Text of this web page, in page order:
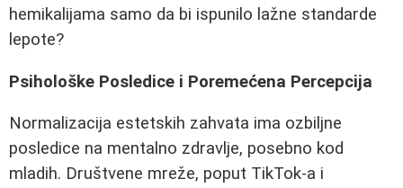
hemikalijama samo da bi ispunilo lažne standarde
lepote?
Psihološke Posledice i Poremećena Percepcija
Normalizacija estetskih zahvata ima ozbiljne
posledice na mentalno zdravlje, posebno kod
mladih. Društvene mreže, poput TikTok-a i